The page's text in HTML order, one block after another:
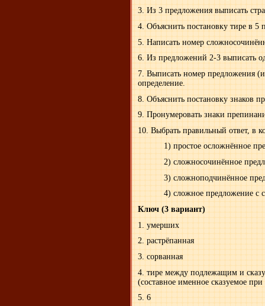
3. Из 3 предложения выписать
4. Объяснить постановку тире в 5
5. Написать номер
6. Из предложений 2-3 выписать
7. Выписать номер предложения
определение.
8. Объяснить постановку знаков
9. Пронумеровать знаки
10. Выбрать правильный ответ, в
1) простое осложнённое
2) сложносочинённое
3) сложноподчинённое
4) сложное предложение с
Ключ (3 вариант)
1. умерших
2. растрёпанная
3. сорванная
4. тире между подлежащим и
(составное именное сказуемое
5. 6